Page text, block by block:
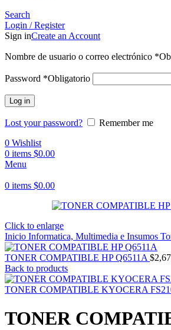
Search
Login / Register
Sign inCreate an Account
Nombre de usuario o correo electrónico *
Password *Obligatorio
Log in
Lost your password?
Remember me
0 Wishlist
0 items $0.00
Menu
0 items $0.00
Click to enlarge
Inicio Informatica, Multimedia e Insumos
TONER COMPATIBLE HP Q6511A $
Back to products
TONER COMPATIBLE KYOCERA
TONER